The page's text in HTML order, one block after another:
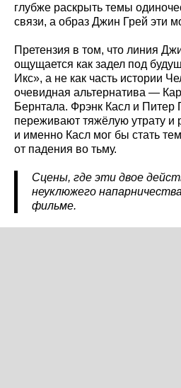
глубже раскрыть темы
связи, а образ Джин Грей эти
Претензия в том, что линия
ощущается как задел под
Икс», а не как часть истории
очевидная альтернатива —
Бернтала. Фрэнк Касл и Питер
переживают тяжёлую утрату и
и именно Касл мог бы стать
от падения во тьму.
Сцены, где эти двое
неуклюжего
фильме.